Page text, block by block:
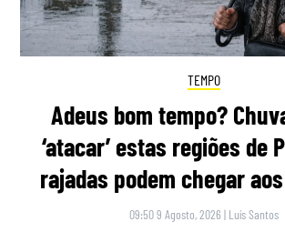
TEMPO
Adeus bom tempo?
‘atacar’ estas regiões de
rajadas podem chegar
09:50 9 Agosto, 2026 | Luís Santos